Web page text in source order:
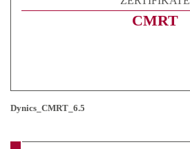
CMRT
Dynics_CMRT_6.5